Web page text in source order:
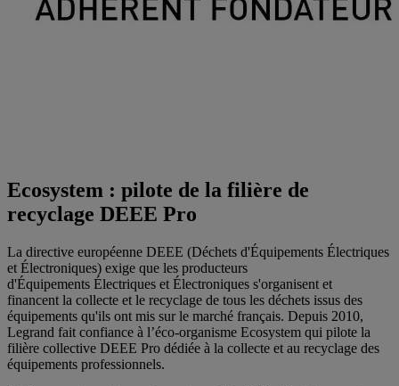
Ecosystem : pilote de la filière de
recyclage DEEE Pro
La directive européenne DEEE (Déchets d'Équipements Électriques
et Électroniques) exige que les producteurs
d'Équipements Électriques et Électroniques s'organisent et
financent la collecte et le recyclage de tous les déchets issus des
équipements qu'ils ont mis sur le marché français. Depuis 2010,
Legrand fait confiance à l’éco-organisme Ecosystem qui pilote la
filière collective DEEE Pro dédiée à la collecte et au recyclage des
équipements professionnels.